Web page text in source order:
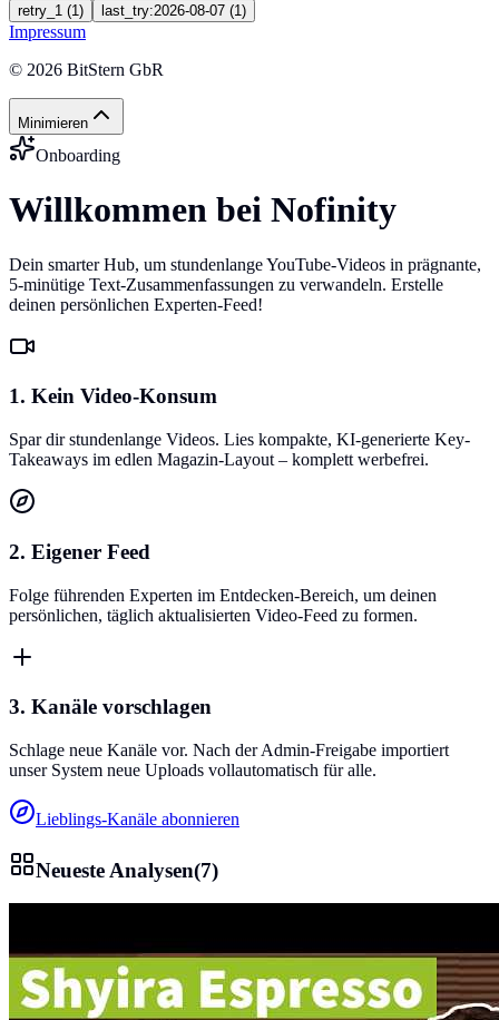
retry_1 (1 ) last_try:2026-08-07 (1 )
Impressum
© 2026 BitStern GbR
Minimieren
Onboarding
Willkommen bei Nofinity
Dein smarter Hub, um stundenlange YouTube-Videos in prägnante,
5-minütige Text-Zusammenfassungen zu verwandeln. Erstelle
deinen persönlichen Experten-Feed!
1. Kein Video-Konsum
Spar dir stundenlange Videos. Lies kompakte, KI-generierte Key-
Takeaways im edlen Magazin-Layout – komplett werbefrei.
2. Eigener Feed
Folge führenden Experten im Entdecken-Bereich, um deinen
persönlichen, täglich aktualisierten Video-Feed zu formen.
3. Kanäle vorschlagen
Schlage neue Kanäle vor. Nach der Admin-Freigabe importiert
unser System neue Uploads vollautomatisch für alle.
Lieblings-Kanäle abonnieren
Neueste Analysen(7)